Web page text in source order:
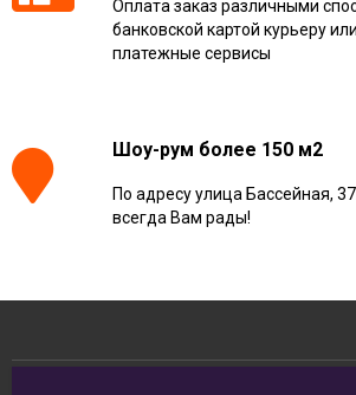
Оплата заказ различными
банковской картой курьеру
платежные сервисы
Шоу-рум более 150 м2
По адресу улица Бассейная,
всегда Вам рады!